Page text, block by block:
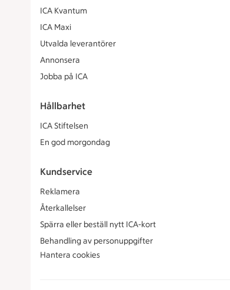
ICA Kvantum
ICA Maxi
Utvalda leverantörer
Annonsera
Jobba på ICA
Hållbarhet
ICA Stiftelsen
En god morgondag
Kundservice
Reklamera
Återkallelser
Spärra eller beställ nytt ICA-kort
Behandling av personuppgifter
Hantera cookies